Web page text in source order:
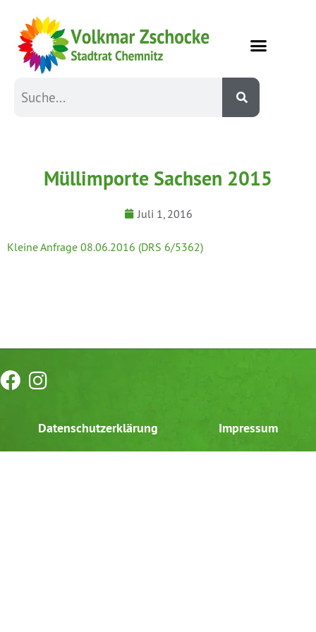
Müllimporte Sachsen 2015
Juli 1, 2016
Kleine Anfrage 08.06.2016 (DRS 6/5362)
Datenschutzerklärung Impressum